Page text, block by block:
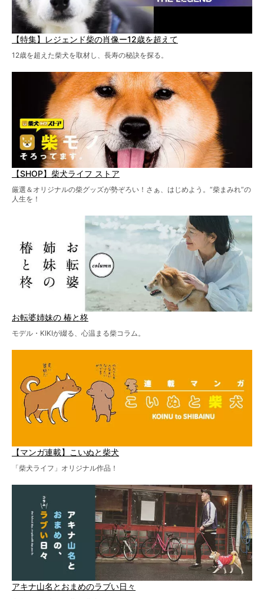
【特集】レジェンド柴の肖像ー12歳を超えて
12歳を超えた柴犬を取材し、長寿の秘訣を探る。
【SHOP】柴犬ライフ ストア
厳選＆オリジナルの柴グッズが勢ぞろい！さぁ、はじめよう。“柴まみれ”の
人生を！
お転婆姉妹の 椿と柊
モデル・KIKIが綴る、心温まる柴コラム。
【マンガ連載】こいぬと柴犬
「柴犬ライフ」オリジナル作品！
アキナ山名とおまめのラブい日々